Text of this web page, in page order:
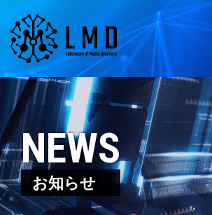
NEWS
お知らせ